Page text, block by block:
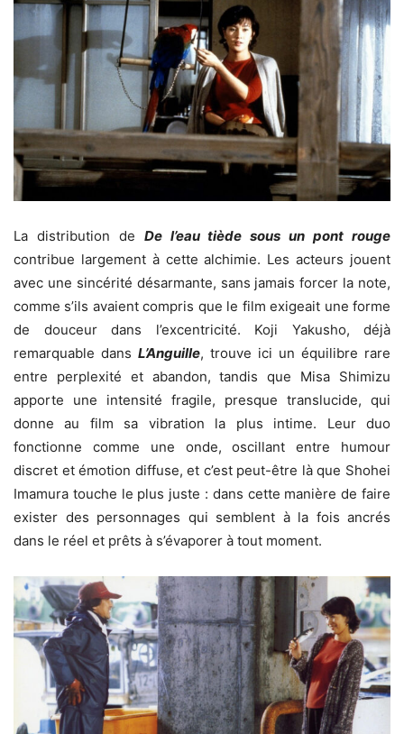
La distribution de De l’eau tiède sous un pont rouge
contribue largement à cette alchimie. Les acteurs jouent
avec une sincérité désarmante, sans jamais forcer la note,
comme s’ils avaient compris que le film exigeait une forme
de douceur dans l’excentricité. Koji Yakusho, déjà
remarquable dans L’Anguille, trouve ici un équilibre rare
entre perplexité et abandon, tandis que Misa Shimizu
apporte une intensité fragile, presque translucide, qui
donne au film sa vibration la plus intime. Leur duo
fonctionne comme une onde, oscillant entre humour
discret et émotion diffuse, et c’est peut-être là que Shohei
Imamura touche le plus juste : dans cette manière de faire
exister des personnages qui semblent à la fois ancrés
dans le réel et prêts à s’évaporer à tout moment.